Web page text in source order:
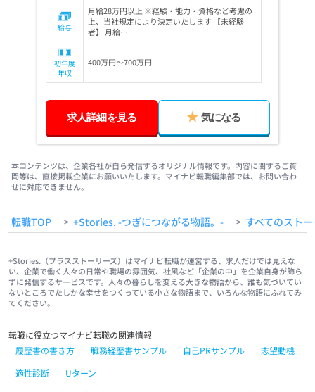
給与
月給28万円以上 ※経験・能力・資格など考慮の
上、当社規定により決定いたします 【未経験
者】 月給…
初年度
年収
400万円～700万円
求人詳細を見る 気になる
本コンテンツは、企業各社が自ら発信するオリジナル情報です。内容に関するご質
問等は、直接掲載企業にお願いいたします。マイナビ転職編集部では、お問い合わ
せに対応できません。
転職TOP > +Stories. -つぎにつながる物語。- > すべてのスト
+Stories.（プラスストーリーズ）はマイナビ転職が運営する、求人だけでは見えな
い、企業で働く人々の日常や職場の雰囲気、社風など「企業の中」を企業自身が飾ら
ずに発信するサービスです。人々の暮らしを変える大きな物語から、誰も気づいてい
ないところでたしかな幸せをつくっている小さな物語まで、いろんな物語にふれてみ
てください。
転職に役立つマイナビ転職の関連情報
履歴書の書き方
職務経歴書サンプル 自己PRサンプル
志望動機
適性診断
Uターン